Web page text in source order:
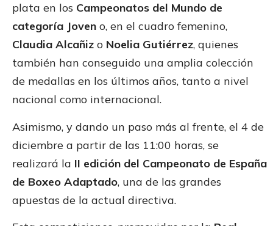
plata en los Campeonatos del Mundo de
categoría Joven o, en el cuadro femenino,
Claudia Alcañiz o Noelia Gutiérrez, quienes
también han conseguido una amplia colección
de medallas en los últimos años, tanto a nivel
nacional como internacional.
Asimismo, y dando un paso más al frente, el 4 de
diciembre a partir de las 11:00 horas, se
realizará la II edición del Campeonato de España
de Boxeo Adaptado, una de las grandes
apuestas de la actual directiva.